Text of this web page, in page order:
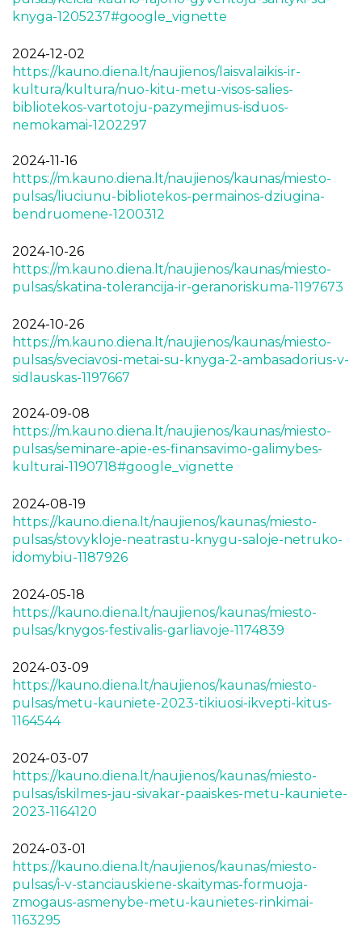
knyga-1205237#google_vignette
2024-12-02
https://kauno.diena.lt/naujienos/laisvalaikis-ir-
kultura/kultura/nuo-kitu-metu-visos-salies-
bibliotekos-vartotoju-pazymejimus-isduos-
nemokamai-1202297
2024-11-16
https://m.kauno.diena.lt/naujienos/kaunas/miesto-
pulsas/liuciunu-bibliotekos-permainos-dziugina-
bendruomene-1200312
2024-10-26
https://m.kauno.diena.lt/naujienos/kaunas/miesto-
pulsas/skatina-tolerancija-ir-geranoriskuma-1197673
2024-10-26
https://m.kauno.diena.lt/naujienos/kaunas/miesto-
pulsas/sveciavosi-metai-su-knyga-2-ambasadorius-v-
sidlauskas-1197667
2024-09-08
https://m.kauno.diena.lt/naujienos/kaunas/miesto-
pulsas/seminare-apie-es-finansavimo-galimybes-
kulturai-1190718#google_vignette
2024-08-19
https://kauno.diena.lt/naujienos/kaunas/miesto-
pulsas/stovykloje-neatrastu-knygu-saloje-netruko-
idomybiu-1187926
2024-05-18
https://kauno.diena.lt/naujienos/kaunas/miesto-
pulsas/knygos-festivalis-garliavoje-1174839
2024-03-09
https://kauno.diena.lt/naujienos/kaunas/miesto-
pulsas/metu-kauniete-2023-tikiuosi-ikvepti-kitus-
1164544
2024-03-07
https://kauno.diena.lt/naujienos/kaunas/miesto-
pulsas/iskilmes-jau-sivakar-paaiskes-metu-kauniete-
2023-1164120
2024-03-01
https://kauno.diena.lt/naujienos/kaunas/miesto-
pulsas/i-v-stanciauskiene-skaitymas-formuoja-
zmogaus-asmenybe-metu-kaunietes-rinkimai-
1163295